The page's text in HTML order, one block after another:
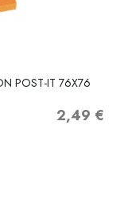
POST-IT 76X76
Precio
2,49 €